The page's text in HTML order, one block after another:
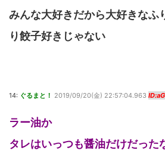
みんな大好きだから大好きなふ
り餃子好きじゃない
14: ぐるまと！ 2019/09/20(金) 22:57:04.963
ラー油か
タレはいっつも醤油だけだった